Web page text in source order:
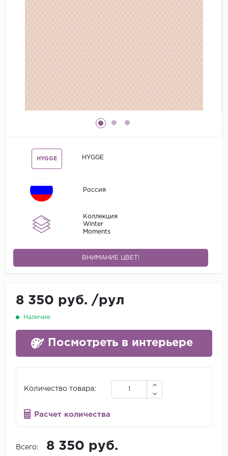
Grandeco
Kerama Marazzi
Marburg
..
Prima Italiana
Rasch
HYGGE HYGGE
Россия
Коллекция
Winter
Moments
ВНИМАНИЕ ЦВЕТ!
8 350 руб. /рул
Наличие
Посмотреть в интерьере
Количество товара:
Расчет количества
Всего: 8 350 руб.